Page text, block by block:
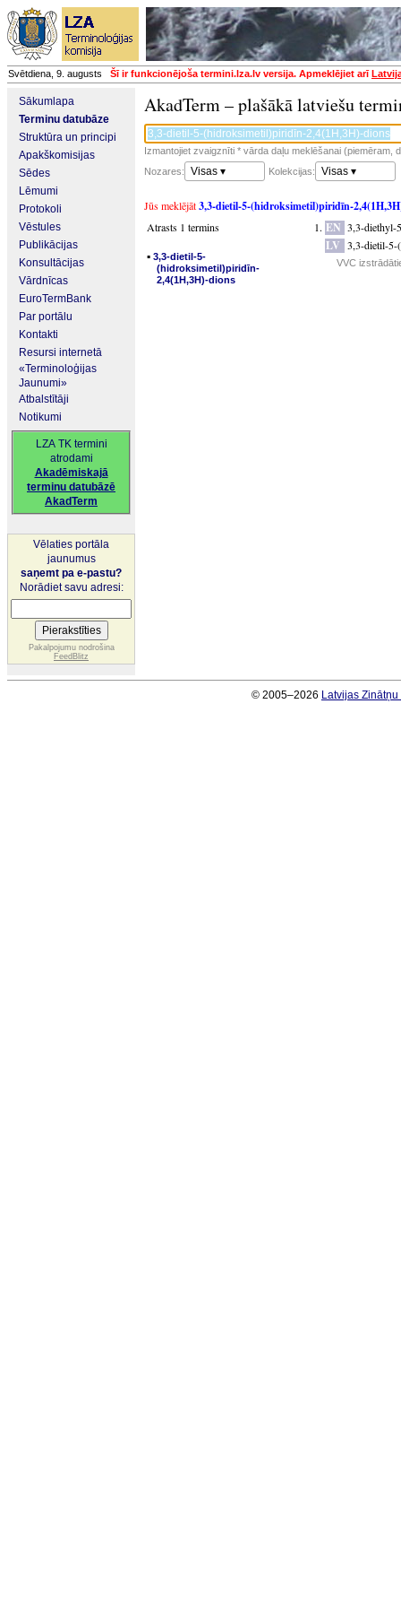
Svētdiena, 9. augusts Šī ir funkcionējoša termini.lza.lv versija. Apmeklējiet arī
Sākumlapa
Terminu datubāze
Struktūra un principi
Apakškomisijas
Sēdes
Lēmumi
Protokoli
Vēstules
Publikācijas
Konsultācijas
Vārdnīcas
EuroTermBank
Par portālu
Kontakti
Resursi internetā
«Terminoloģijas
Jaunumi»
Atbalstītāji
Notikumi
LZA TK termini
atrodami
Akadēmiskajā
terminu datubāzē
AkadTerm
Vēlaties portāla
jaunumus
saņemt pa e-pastu?
Norādiet savu adresi:
Pakalpojumu nodrošina
FeedBlitz
AkadTerm – plašākā latviešu
Izmantojiet zvaigznīti * vārda daļu meklēšanai (piemēram,
Nozares:
Visas ▾ Kolekcijas: Visas ▾
Jūs meklējāt3,3-dietil-5-(hidroksimetil)piridīn-
Atrasts 1 termins
▪ 3,3-dietil-5-
(hidroksimetil)piridīn-
2,4(1H,3H)-dions
EN 3,3-diethyl-
LV 3,3-dietil-
VVC
© 2005–2026 Latvijas